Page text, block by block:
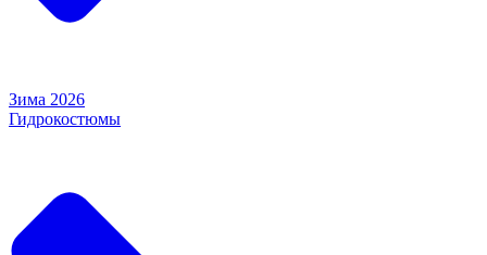
Зима 2026
Гидрокостюмы